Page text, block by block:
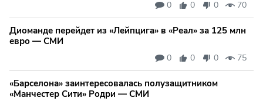
0 0 0 70
Диоманде перейдет из «Лейпцига» в «Реал» за 125 млн
евро — СМИ
0 0 0 75
«Барселона» заинтересовалась полузащитником
«Манчестер Сити» Родри — СМИ